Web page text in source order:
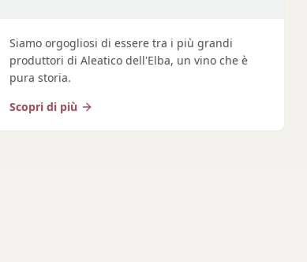
Siamo orgogliosi di essere tra i più grandi
produttori di Aleatico dell'Elba, un vino che è
pura storia.
Scopri di più